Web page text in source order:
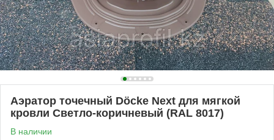
Аэратор точечный Döcke Next для мягкой
кровли Светло-коричневый (RAL 8017)
В наличии